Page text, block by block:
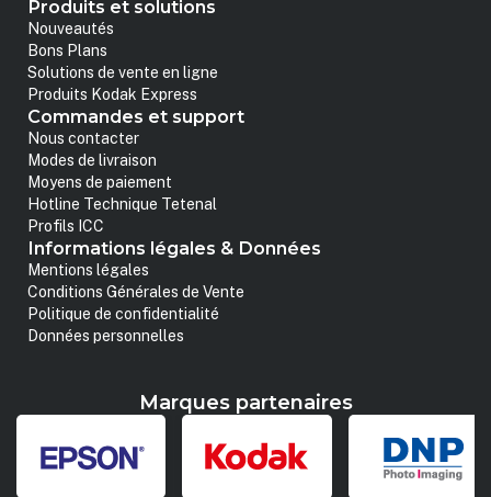
Produits et solutions
Nouveautés
Bons Plans
Solutions de vente en ligne
Produits Kodak Express
Commandes et support
Nous contacter
Modes de livraison
Moyens de paiement
Hotline Technique Tetenal
Profils ICC
Informations légales & Données
Mentions légales
Conditions Générales de Vente
Politique de confidentialité
Données personnelles
Marques partenaires